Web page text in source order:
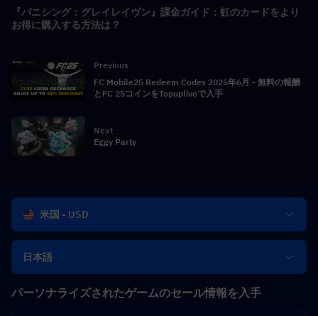
『パニシング：グレイレイヴン』課金ガイド：虹のカードをより
お得に購入する方法は？
Previous
FC Mobile25 Redeem Codes 2025年6月 - 無料の報酬
とFC 25コインをTopupliveで入手
Next
Eggy Party
米国 - USD
日本語
パーソナライズされたゲームのセール情報を入手